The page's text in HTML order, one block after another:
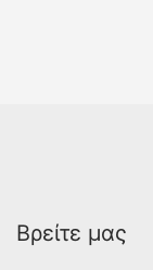
Βρείτε μας